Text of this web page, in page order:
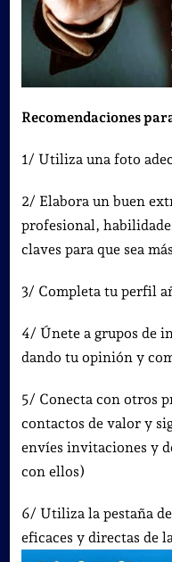
Recomendaciones
1/ Utiliza una foto
2/ Elabora un buen
profesional,
claves para que sea
3/ Completa tu perfil
4/ Únete a grupos de
dando tu opinión y
5/ Conecta con otros
contactos de valor y
envíes invitaciones y
con ellos)
6/ Utiliza la pestaña
eficaces y directas de